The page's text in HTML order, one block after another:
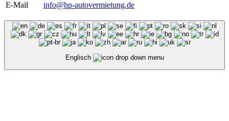
E-Mail info@hp-autovermietung.de
Englisch